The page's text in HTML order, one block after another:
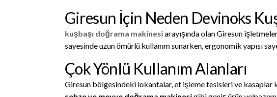
Giresun İçin Neden Devinoks
kuşbaşı doğrama makinesiarayışında olan Giresun
sayesinde uzun ömürlü kullanım sunarken, ergonomik yapısı
Çok Yönlü Kullanım Alanları
Giresun bölgesindeki lokantalar, et işleme tesisleri ve kasaplar